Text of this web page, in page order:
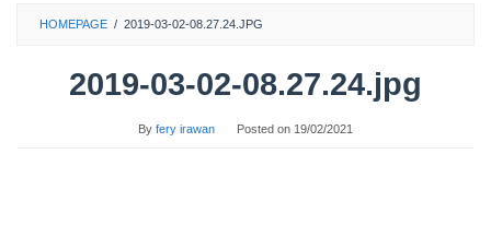
HOMEPAGE / 2019-03-02-08.27.24.JPG
2019-03-02-08.27.24.jpg
By fery irawan Posted on 19/02/2021